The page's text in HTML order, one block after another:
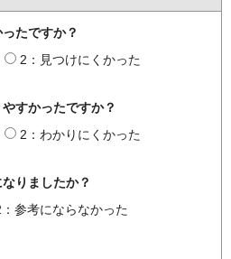
たですか？
2：見つけにくかった
すかったですか？
2：わかりにくかった
りましたか？
：参考にならなかった